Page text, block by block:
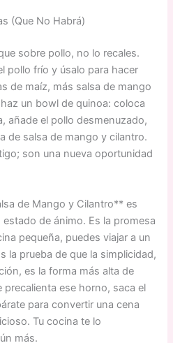
(Que No Habrá)
sobre pollo, no lo recales.
pollo frío y úsalo para hacer
de maíz, más salsa de mango
un bowl de quinoa: coloca
añade el pollo desmenuzado,
de salsa de mango y cilantro.
son una nueva oportunidad
de Mango y Cilantro** es
de ánimo. Es la promesa
pequeña, puedes viajar a un
la prueba de que la simplicidad,
es la forma más alta de
precalienta ese horno, saca el
para convertir una cena
Tu cocina te lo
más.